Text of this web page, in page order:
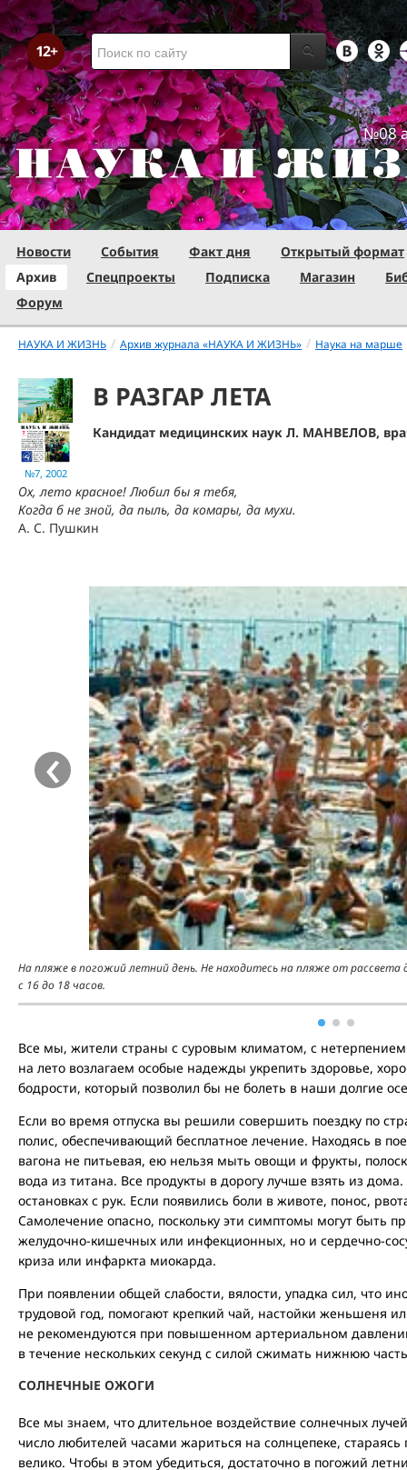
№08
Новости События Факт дня
Открытый формат
Архив
Спецпроекты Подписка Магазин
Форум
НАУКА И ЖИЗНЬ / Архив журнала «НАУКА И ЖИЗНЬ» / Наука на марше
№7, 2002
В РАЗГАР ЛЕТА
Кандидат медицинских наук Л. МАНВЕЛОВ,
Ох, лето красное! Любил бы я тебя,
Когда б не зной, да пыль, да комары, да мухи.
А. С. Пушкин
На пляже в погожий летний день. Не находитесь на пляже от рассвета
с 16 до 18 часов.
‹
Все мы, жители страны с суровым климатом, с
на лето возлагаем особые надежды укрепить здоровье,
бодрости, который позволил бы не болеть в наши долгие
Если во время отпуска вы решили совершить поездку по
полис, обеспечивающий бесплатное лечение. Находясь в
вагона не питьевая, ею нельзя мыть овощи и фрукты,
вода из титана. Все продукты в дорогу лучше взять из
остановках с рук. Если появились боли в животе, понос,
Самолечение опасно, поскольку эти симптомы могут быть
желудочно-кишечных или инфекционных, но и сердечно-
криза или инфаркта миокарда.
При появлении общей слабости, вялости, упадка сил, что
трудовой год, помогают крепкий чай, настойки женьшеня
не рекомендуются при повышенном артериальном
в течение нескольких секунд с силой сжимать нижнюю
СОЛНЕЧНЫЕ ОЖОГИ
Все мы знаем, что длительное воздействие солнечных
число любителей часами жариться на солнцепеке,
велико. Чтобы в этом убедиться, достаточно в погожий